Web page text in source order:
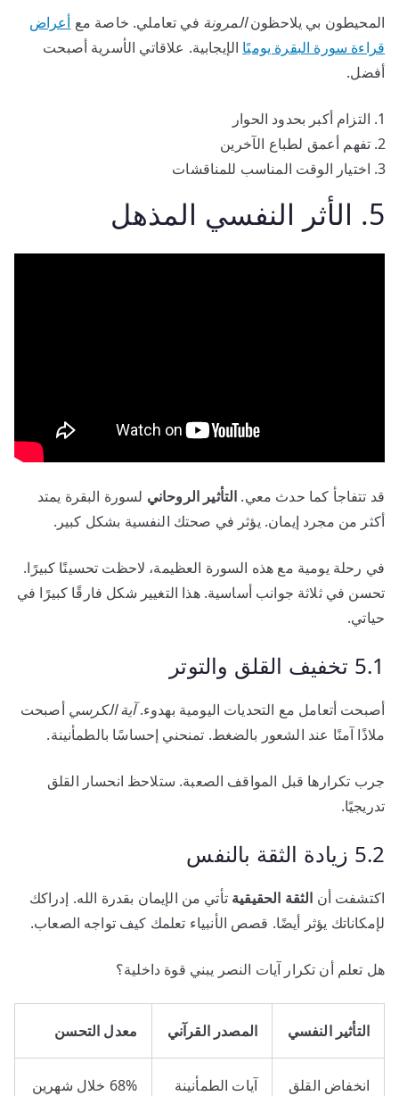
المحيطون بي يلاحظونالمرونة في تعاملي. خاصة مع أعراض
قراءة سورة البقرة يوميًا الإيجابية. علاقاتي الأسرية أصبحت
أفضل.
التزام أكبر بحدود الحوار
تفهم أعمق لطباع الآخرين
اختيار الوقت المناسب للمناقشات
5. الأثر النفسي المذهل
قد تتفاجأ كما حدث معي. التأثير الروحاني لسورة البقرة يمتد
أكثر من مجرد إيمان. يؤثر في صحتك النفسية بشكل كبير.
في رحلة يومية مع هذه السورة العظيمة، لاحظت تحسينًا كبيرًا.
تحسن في ثلاثة جوانب أساسية. هذا التغيير شكل فارقًا كبيرًا في
حياتي.
5.1 تخفيف القلق والتوتر
أصبحت أتعامل مع التحديات اليومية بهدوء.آية الكرسي أصبحت
ملاذًا آمنًا عند الشعور بالضغط. تمنحني إحساسًا بالطمأنينة.
جرب تكرارها قبل المواقف الصعبة. ستلاحظ انحسار القلق
تدريجيًا.
5.2 زيادة الثقة بالنفس
اكتشفت أن الثقة الحقيقية تأتي من الإيمان بقدرة الله. إدراكك
لإمكاناتك يؤثر أيضًا. قصص الأنبياء تعلمك كيف تواجه الصعاب.
هل تعلم أن تكرار آيات النصر يبني قوة داخلية؟
التأثير النفسي المصدر القرآني معدل التحسن
انخفاض القلق آيات الطمأنينة 68% خلال شهرين